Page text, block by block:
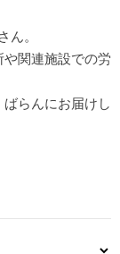
ん。
関連施設での労
らんにお届けし